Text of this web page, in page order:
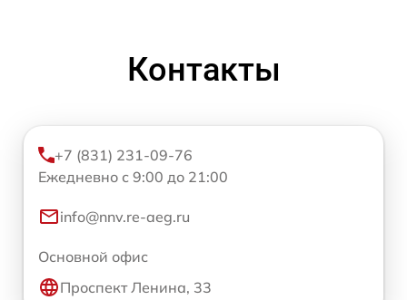
Контакты
+7 (831) 231-09-76
Ежедневно с 9:00 до 21:00
info@nnv.re-aeg.ru
Основной офис
Проспект Ленина, 33